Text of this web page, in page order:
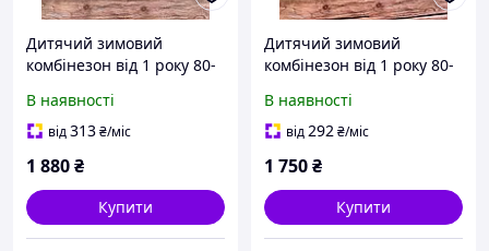
Дитячий зимовий
комбінезон від 1 року 80-
розмір з капюшоном
В наявності
від313₴/міс
1 880₴
Купити
Дитячий зимовий
комбінезон від 1 року 80-
розмір з капюшоном
В наявності
від292₴/міс
1 750₴
Купити